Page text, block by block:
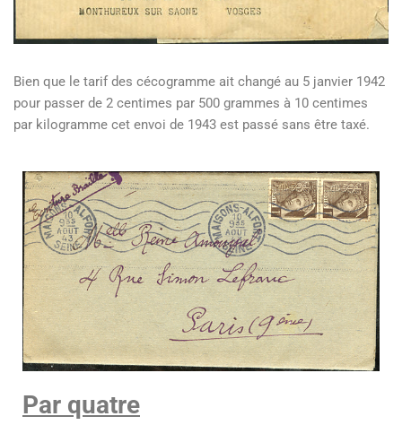
Bien que le tarif des cécogramme ait changé au 5 janvier 1942
pour passer de 2 centimes par 500 grammes à 10 centimes
par kilogramme cet envoi de 1943 est passé sans être taxé.
Par quatre